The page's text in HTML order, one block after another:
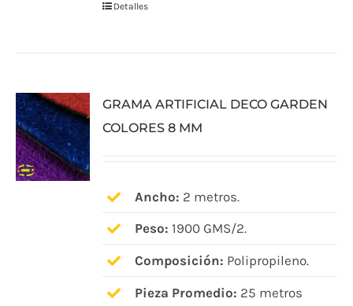
Detalles
GRAMA ARTIFICIAL DECO GARDEN
COLORES 8 MM
Ancho: 2 metros.
Peso: 1900 GMS/2.
Composición: Polipropileno.
Pieza Promedio: 25 metros